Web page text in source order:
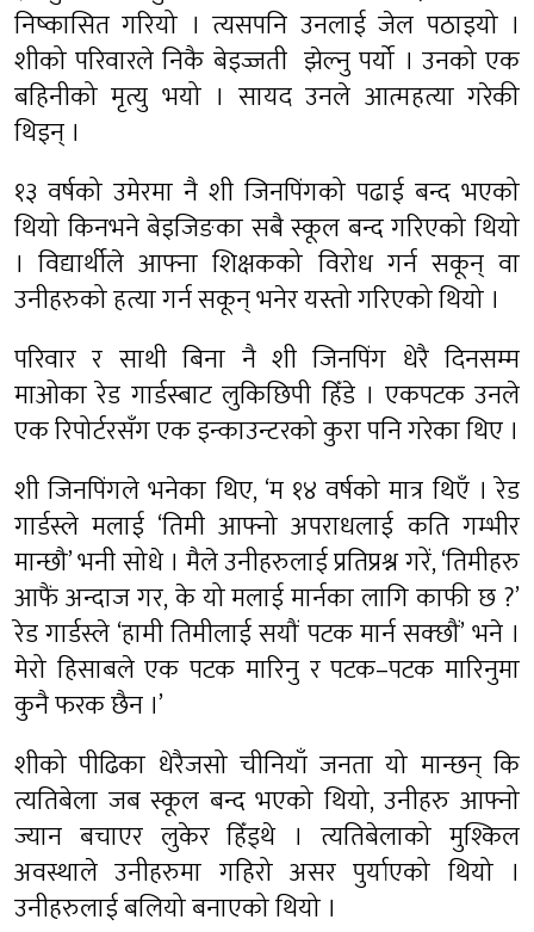
निष्कासित गरियो । त्यसपनि उनलाई जेल पठाइयो ।
शीको परिवारले निकै बेइज्जती झेल्नु पर्यो । उनको एक
बहिनीको मृत्यु भयो । सायद उनले आत्महत्या गरेकी
थिइन् ।
१३ वर्षको उमेरमा नै शी जिनपिंगको पढाई बन्द भएको
थियो किनभने बेइजिङका सबै स्कूल बन्द गरिएको थियो
। विद्यार्थीले आफ्ना शिक्षकको विरोध गर्न सकून् वा
उनीहरुको हत्या गर्न सकून् भनेर यस्तो गरिएको थियो ।
परिवार र साथी बिना नै शी जिनपिंग धेरै दिनसम्म
माओका रेड गार्डस्बाट लुकिछिपी हिँडे । एकपटक उनले
एक रिपोर्टरसँग एक इन्काउन्टरको कुरा पनि गरेका थिए ।
शी जिनपिंगले भनेका थिए, ‘म १४ वर्षको मात्र थिएँ । रेड
गार्डस्ले मलाई ‘तिमी आफ्नो अपराधलाई कति गम्भीर
मान्छौ’ भनी सोधे । मैले उनीहरुलाई प्रतिप्रश्न गरें, ‘तिमीहरु
आफैं अन्दाज गर, के यो मलाई मार्नका लागि काफी छ ?’
रेड गार्डस्ले ‘हामी तिमीलाई सयौं पटक मार्न सक्छौं’ भने ।
मेरो हिसाबले एक पटक मारिनु र पटक–पटक मारिनुमा
कुनै फरक छैन ।’
शीको पीढिका धेरैजसो चीनियाँ जनता यो मान्छन् कि
त्यतिबेला जब स्कूल बन्द भएको थियो, उनीहरु आफ्नो
ज्यान बचाएर लुकेर हिँड्थे । त्यतिबेलाको मुश्किल
अवस्थाले उनीहरुमा गहिरो असर पुर्याएको थियो ।
उनीहरुलाई बलियो बनाएको थियो ।